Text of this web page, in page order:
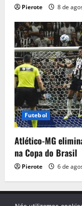
Pierote 8 de
Futebol
Atlético-MG
na Copa do Brasil
Pierote 6 de
Início Contato